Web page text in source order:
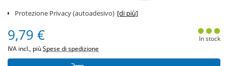
Protezione Privacy (autoadesivo) [di più]
9,79 €
IVA incl., piùSpese di spedizione
In stock